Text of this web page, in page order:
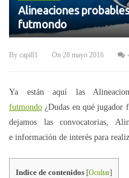
Alineaciones
futmondo
By capi81 On 28 mayo 2016
Ya están aquí las
futmondo ¿Dudas en qué jugador
dejamos las convocatorias,
e información de interés para
Indice de contenidos [Ocultar]